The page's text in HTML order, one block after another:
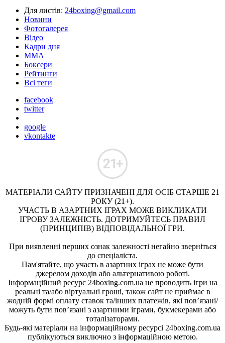
Для листів: 24boxing@gmail.com
Новини
Фотогалерея
Відео
Кадри дня
ММА
Боксери
Рейтинги
Всі теги
facebook
twitter
google
vkontakte
МАТЕРІАЛИ САЙТУ ПРИЗНАЧЕНІ ДЛЯ ОСІБ СТАРШЕ 21
РОКУ (21+).
УЧАСТЬ В АЗАРТНИХ ІГРАХ МОЖЕ ВИКЛИКАТИ
ІГРОВУ ЗАЛЕЖНІСТЬ. ДОТРИМУЙТЕСЬ ПРАВИЛ
(ПРИНЦИПІВ) ВІДПОВІДАЛЬНОЇ ГРИ.
При виявленні перших ознак залежності негайно зверніться
до спеціаліста.
Пам'ятайте, що участь в азартних іграх не може бути
джерелом доходів або альтернативою роботі.
Інформаційний ресурс 24boxing.com.ua не проводить ігри на
реальні та/або віртуальні гроші, також сайт не приймає в
жодній формі оплату ставок та/інших платежів, які пов’язані/
можуть бути пов’язані з азартними іграми, букмекерами або
тоталізаторами.
Будь-які матеріали на інформаційному ресурсі 24boxing.com.ua
публікуються виключно з інформаційною метою.